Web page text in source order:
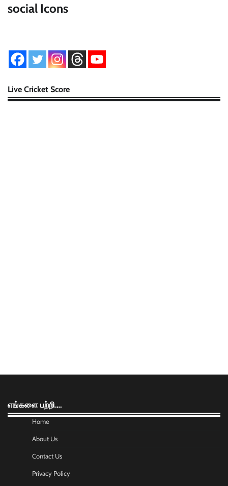
social Icons
Live Cricket Score
எங்களை பற்றி….
Home
About Us
Contact Us
Privacy Policy